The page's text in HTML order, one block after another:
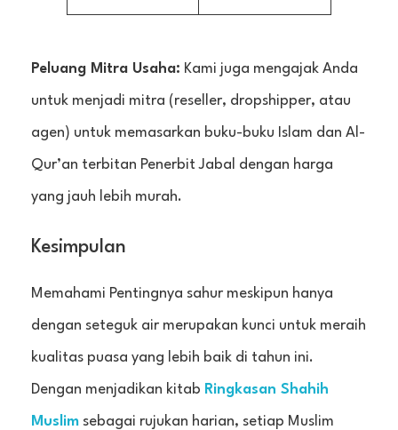
Peluang Mitra Usaha: Kami juga mengajak Anda
untuk menjadi mitra (reseller, dropshipper, atau
agen) untuk memasarkan buku-buku Islam dan Al-
Qur’an terbitan Penerbit Jabal dengan harga
yang jauh lebih murah.
Kesimpulan
Memahami Pentingnya sahur meskipun hanya
dengan seteguk air merupakan kunci untuk meraih
kualitas puasa yang lebih baik di tahun ini.
Dengan menjadikan kitab Ringkasan Shahih
Muslim sebagai rujukan harian, setiap Muslim